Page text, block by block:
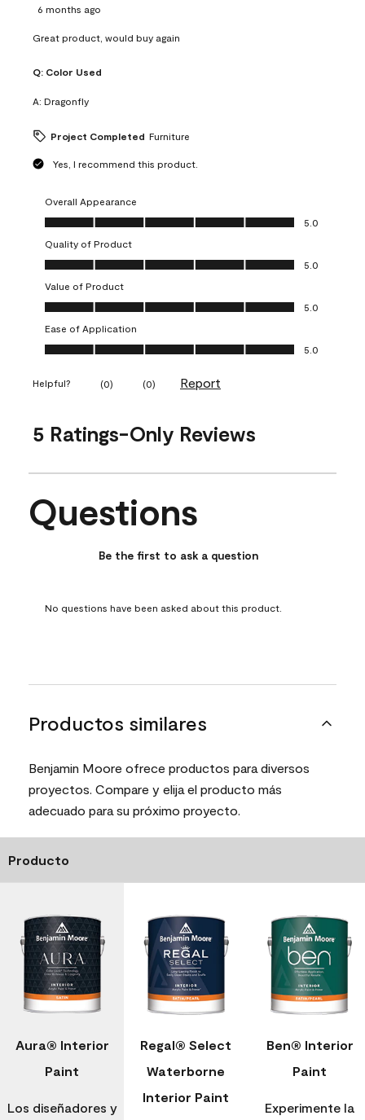
6 months ago
Great product, would buy again
Q: Color Used
A: Dragonfly
Project Completed Furniture
Yes, I recommend this product.
Overall Appearance
Overall Appearance, 5.0 out of 5
5.0
Quality of Product
Quality of Product, 5.0 out of 5
5.0
Value of Product
Value of Product, 5.0 out of 5
5.0
Ease of Application
Ease of Application, 5.0 out of 5
5.0
Helpful? (0) (0) Report
5 Ratings-Only Reviews
No questions have been asked about this product.
Questions
Be the first to ask a question
No questions have been asked about this product.
Productos similares
Benjamin Moore ofrece productos para diversos
proyectos. Compare y elija el producto más
adecuado para su próximo proyecto.
Producto
Aura® Interior
Paint
Los diseñadores y
Regal® Select
Waterborne
Interior Paint
Ben® Interior
Paint
Experimente la